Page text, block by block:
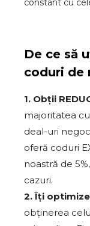
constant cu
De ce să
coduri de
1. Obții
majoritatea
deal-uri
oferă coduri
noastră de
cazuri.
2. Îți
obținerea